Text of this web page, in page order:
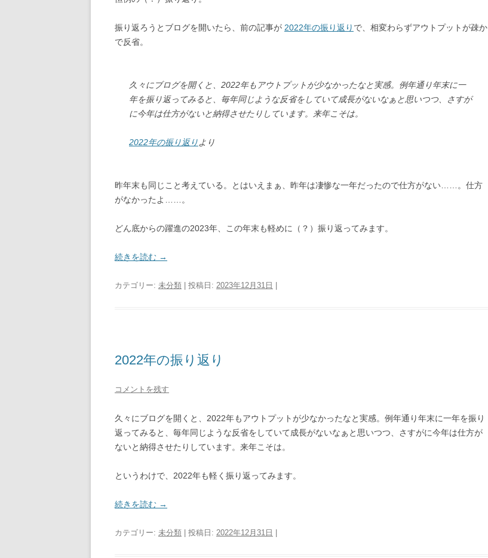
振り返ろうとブログを開いたら、前の記事が 2022年の振り返り で、相変わらずアウトプットが疎か
で反省。
久々にブログを開くと、2022年もアウトプットが少なかったなと実感。例年通り年末に一
年を振り返ってみると、毎年同じような反省をしていて成長がないなぁと思いつつ、さすが
に今年は仕方がないと納得させたりしています。来年こそは。
2022年の振り返りより
昨年末も同じこと考えている。とはいえまぁ、昨年は凄惨な一年だったので仕方がない……。仕方
がなかったよ……。
どん底からの躍進の2023年、この年末も軽めに（？）振り返ってみます。
続きを読む →
カテゴリー: 未分類 | 投稿日: 2023年12月31日
2022年の振り返り
コメントを残す
久々にブログを開くと、2022年もアウトプットが少なかったなと実感。例年通り年末に一年を振り
返ってみると、毎年同じような反省をしていて成長がないなぁと思いつつ、さすがに今年は仕方が
ないと納得させたりしています。来年こそは。
というわけで、2022年も軽く振り返ってみます。
続きを読む →
カテゴリー: 未分類 | 投稿日: 2022年12月31日